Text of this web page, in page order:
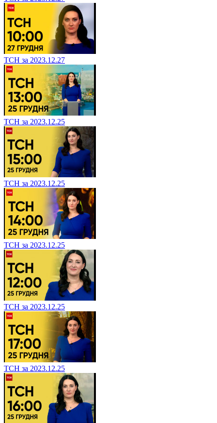
ТСН за 2023.12.27
ТСН за 2023.12.25
ТСН за 2023.12.25
ТСН за 2023.12.25
ТСН за 2023.12.25
ТСН за 2023.12.25